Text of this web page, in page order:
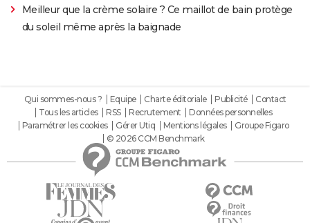
Meilleur que la crème solaire ? Ce maillot de bain protège
du soleil même après la baignade
Qui sommes-nous ? Equipe Charte éditoriale Publicité
Contact
Tous les articles
RSS Recrutement
Données personnelles
Paramétrer les cookies
Gérer Utiq Mentions légales
Groupe Figaro
© 2026 CCM Benchmark